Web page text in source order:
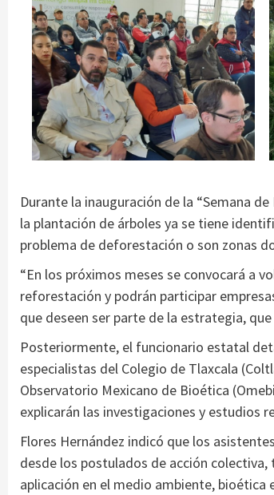
Durante la inauguración de la “Semana
la plantación de árboles ya se tiene
problema de deforestación o son zonas
“En los próximos meses se convocará a
reforestación y podrán participar
que deseen ser parte de la estrategia,
Posteriormente, el funcionario estatal
especialistas del Colegio de Tlaxcala
Observatorio Mexicano de Bioética
explicarán las investigaciones y estudios
Flores Hernández indicó que los
desde los postulados de acción
aplicación en el medio ambiente, bioética